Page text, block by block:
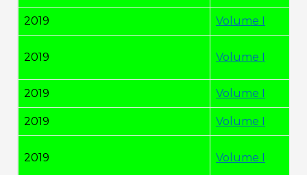
2019 Volume I
2019 Volume I
2019 Volume I
2019 Volume I
2019 Volume I